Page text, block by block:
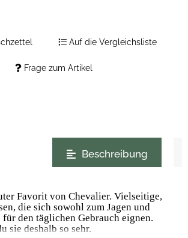
Frage zum Artikel
Auf die Vergleichsliste
Beschreibung
Favorit von Chevalier. Vielseitige,
die sich sowohl zum Jagen und
für den täglichen Gebrauch eignen.
sie deshalb so sehr.